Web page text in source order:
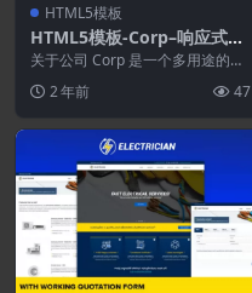
HTML5模板
HTML5模板-Corp–响应式电
子邮件模板
关于公司 Corp 是一个多用途的响
型的企业、商业...
2 年前 47